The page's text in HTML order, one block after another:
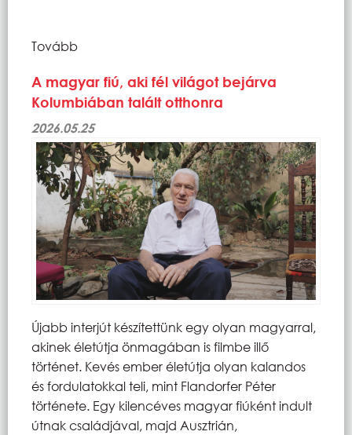
Tovább
A magyar fiú, aki fél világot bejárva
Kolumbiában talált otthonra
2026.05.25
Újabb interjút készítettünk egy olyan magyarral,
akinek életútja önmagában is filmbe illő
történet. Kevés ember életútja olyan kalandos
és fordulatokkal teli, mint Flandorfer Péter
története. Egy kilencéves magyar fiúként indult
útnak családjával, majd Ausztrián,